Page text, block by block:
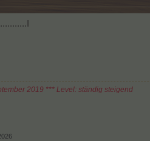
2019 *** Level: ständig steigend